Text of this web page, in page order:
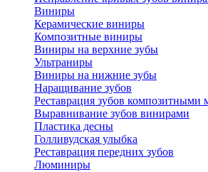
Виниры
Керамические виниры
Композитные виниры
Виниры на верхние зубы
Ультраниры
Виниры на нижние зубы
Наращивание зубов
Реставрация зубов композитными
Выравнивание зубов винирами
Пластика десны
Голливудская улыбка
Реставрация передних зубов
Люминиры